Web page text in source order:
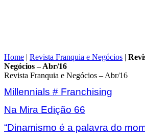
Home | Revista Franquia e Negócios |
Negócios – Abr/16
Revista Franquia e Negócios – Abr/16
Millennials # Franchising
Na Mira Edição 66
“Dinamismo é a palavra do